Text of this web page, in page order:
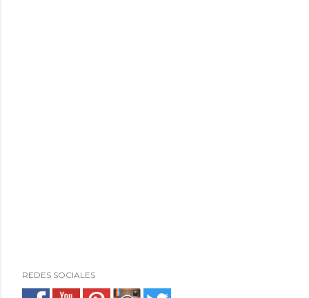
REDES SOCIALES